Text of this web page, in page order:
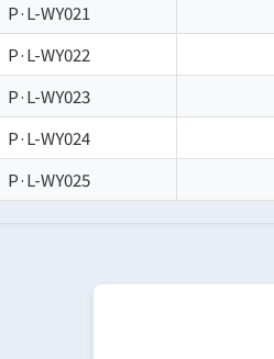
P·L-WY021
P·L-WY022
P·L-WY023
P·L-WY024
P·L-WY025